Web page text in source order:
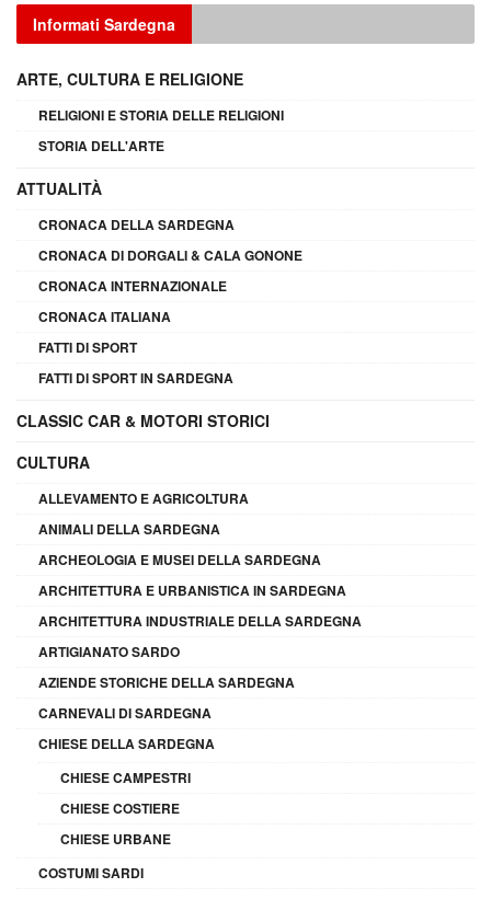
Informati Sardegna
ARTE, CULTURA E RELIGIONE
RELIGIONI E STORIA DELLE RELIGIONI
STORIA DELL'ARTE
ATTUALITÀ
CRONACA DELLA SARDEGNA
CRONACA DI DORGALI & CALA GONONE
CRONACA INTERNAZIONALE
CRONACA ITALIANA
FATTI DI SPORT
FATTI DI SPORT IN SARDEGNA
CLASSIC CAR & MOTORI STORICI
CULTURA
ALLEVAMENTO E AGRICOLTURA
ANIMALI DELLA SARDEGNA
ARCHEOLOGIA E MUSEI DELLA SARDEGNA
ARCHITETTURA E URBANISTICA IN SARDEGNA
ARCHITETTURA INDUSTRIALE DELLA SARDEGNA
ARTIGIANATO SARDO
AZIENDE STORICHE DELLA SARDEGNA
CARNEVALI DI SARDEGNA
CHIESE DELLA SARDEGNA
CHIESE CAMPESTRI
CHIESE COSTIERE
CHIESE URBANE
COSTUMI SARDI